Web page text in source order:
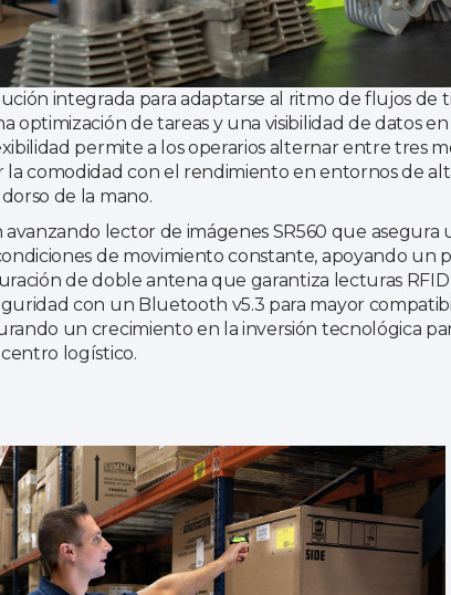
integrada para adaptarse al ritmo de flujos de
optimización de tareas y una visibilidad de datos
permite a los operarios alternar entre tres
comodidad con el rendimiento en entornos de
de la mano.
avanzando lector de imágenes SR560 que asegura
de movimiento constante, apoyando un
de doble antena que garantiza lecturas RFID
con un Bluetooth v5.3 para mayor
un crecimiento en la inversión tecnológica
logístico.